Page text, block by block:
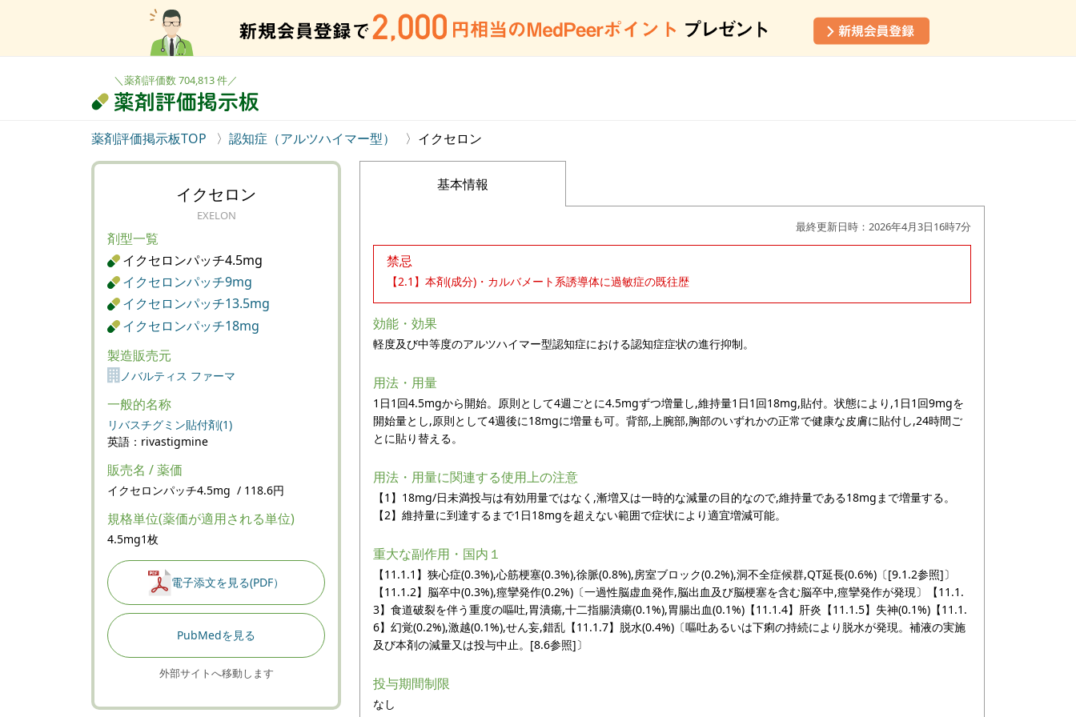
＼薬剤評価数 704,813 件／
薬剤評価掲示板TOP 認知症（アルツハイマー型） イクセロン
イクセロン
EXELON
剤型一覧
イクセロンパッチ4.5mg
イクセロンパッチ9mg
イクセロンパッチ13.5mg
イクセロンパッチ18mg
製造販売元
ノバルティス ファーマ
一般的名称
リバスチグミン貼付剤(1)
英語：rivastigmine
販売名 / 薬価
イクセロンパッチ4.5mg / 118.6円
規格単位(薬価が適用される単位)
4.5mg1枚
電子添文を見る(PDF）
PubMedを見る
外部サイトへ移動します
基本情報
最終更新日時：2026年4月3日16時7分
禁忌
【2.1】本剤(成分)・カルバメート系誘導体に過敏症の既往歴
効能・効果
軽度及び中等度のアルツハイマー型認知症における認知症症状の進行抑制。
用法・用量
1日1回4.5mgから開始。原則として4週ごとに4.5mgずつ増量し,維持量1日1回18mg,貼付。状態により,1日1回9mgを
開始量とし,原則として4週後に18mgに増量も可。背部,上腕部,胸部のいずれかの正常で健康な皮膚に貼付し,24時間ご
とに貼り替える。
用法・用量に関連する使用上の注意
【1】18mg/日未満投与は有効用量ではなく,漸増又は一時的な減量の目的なので,維持量である18mgまで増量する。
【2】維持量に到達するまで1日18mgを超えない範囲で症状により適宜増減可能。
重大な副作用・国内１
【11.1.1】狭心症(0.3%),心筋梗塞(0.3%),徐脈(0.8%),房室ブロック(0.2%),洞不全症候群,QT延長(0.6%)〔[9.1.2参照]〕
【11.1.2】脳卒中(0.3%),痙攣発作(0.2%)〔一過性脳虚血発作,脳出血及び脳梗塞を含む脳卒中,痙攣発作が発現〕【11.1.
3】食道破裂を伴う重度の嘔吐,胃潰瘍,十二指腸潰瘍(0.1%),胃腸出血(0.1%)【11.1.4】肝炎【11.1.5】失神(0.1%)【11.1.
6】幻覚(0.2%),激越(0.1%),せん妄,錯乱【11.1.7】脱水(0.4%)〔嘔吐あるいは下痢の持続により脱水が発現。補液の実施
及び本剤の減量又は投与中止。[8.6参照]〕
投与期間制限
なし